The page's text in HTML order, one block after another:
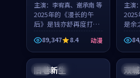
主演： 李宥真、谢承南 等
2025年的《漫长的午
后》是钱亦舒再度打磨
的动漫佳作。中国大陆
的取景与海岛日常的氛
围相互成就，李宥真与
谢承南的对手戏自然克
制，让整部影片在悬念
89,347 8.4 动漫
主演：
2025
是余
剧佳
历史
就，
对手
部影
英国 完结
旧巷新生 中国
双